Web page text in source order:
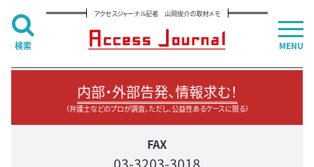
アクセスジャーナル記者 山岡俊介の取材メモ
内部・外部告発、情報求む！
（弁護士などのプロが調査。ただし、公益性あるケースに限る）
FAX
MENU
検索